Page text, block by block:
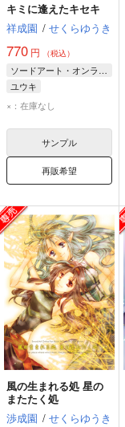
キミに逢えたキセキ
祥成園 / せくらゆうき
770 円 （税込）
ソードアート・オンライン
ユウキ
×：在庫なし
サンプル
再販希望
風の生まれる処 星の
またたく処
渉成園 / せくらゆうき